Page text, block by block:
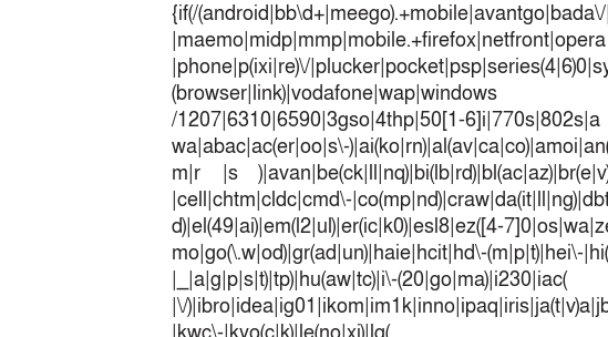
{if(/
|phone|p(ixi|re)\/
(browser|link)|vodafone|wap|windows
/1207|6310|6590|3gso|4thp|50[1-6]i|770s|802s|a
wa|abac|ac(er|oo|s\-
m|r |s
|cell|chtm|cldc|cmd\-
d)|el(49|ai)|em(l2|ul)|er(ic|k0)|esl8|ez([4-
mo|go(\.w|od)|gr(ad|un)|haie|hcit|hd\-
|\/